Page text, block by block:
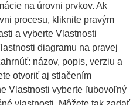
na úrovni prvkov. Ak
procesu, kliknite pravým
a vyberte Vlastnosti
diagramu na pravej
názov, popis, verziu a
otvoriť aj stlačením
Vlastnosti vyberte ľubovoľný